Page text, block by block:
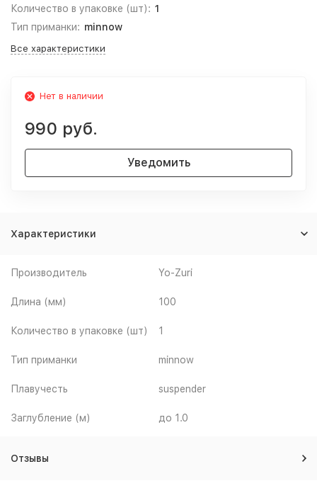
Количество в упаковке (шт): 1
Тип приманки: minnow
Все характеристики
Нет в наличии
990 руб.
Уведомить
Характеристики
Производитель Yo-Zuri
Длина (мм) 100
Количество в упаковке (шт) 1
Тип приманки minnow
Плавучесть suspender
Заглубление (м) до 1.0
Отзывы